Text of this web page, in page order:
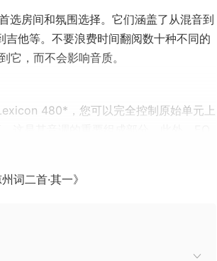
选房间和氛围选择。它们涵盖了从混音到
他等。不要浪费时间翻阅数十种不同的
它，而不会影响音质。
480*，您可以完全控制原始单元上
38 个参数，以创建自己独特的房间声
二首·其一》